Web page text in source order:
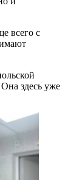
всего с
Она здесь уже